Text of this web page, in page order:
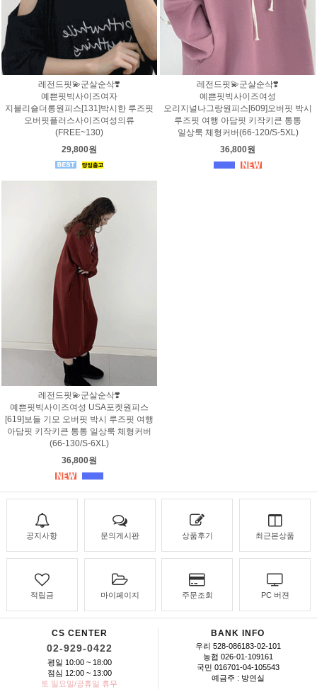
레전드핏💫군살순삭❣️
예쁜핏빅사이즈여자
지블리숄더롱원피스[131]박시한 루즈핏
오버핏플러스사이즈여성의류
(FREE~130)
29,800원
레전드핏💫군살순삭❣️
예쁜핏빅사이즈여성
오리지널나그랑원피스[609]오버핏 박시
루즈핏 여행 아담핏 키작키큰 통통
일상룩 체형커버(66-120/S-5XL)
36,800원
레전드핏💫군살순삭❣️
예쁜핏빅사이즈여성 USA포켓원피스
[619]보들 기모 오버핏 박시 루즈핏 여행
아담핏 키작키큰 통통 일상룩 체형커버
(66-130/S-6XL)
36,800원
공지사항 문의게시판 상품후기 최근본상품
적립금 마이페이지 주문조회 PC 버젼
CS CENTER
02-929-0422
평일 10:00 ~ 18:00
점심 12:00 ~ 13:00
토.일요일/공휴일 휴무
BANK INFO
우리 528-086183-02-101
농협 026-01-109161
국민 016701-04-105543
예금주 : 방연실